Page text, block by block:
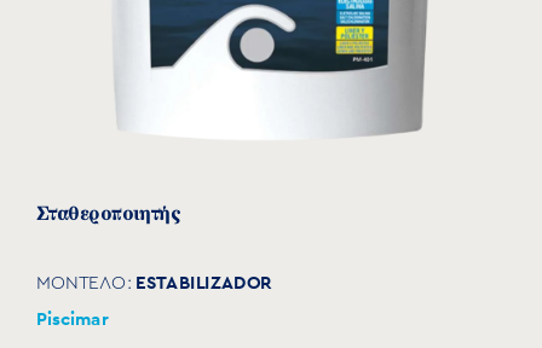
Σταθεροποιητής
ΜΟΝΤΕΛΟ: ESTABILIZADOR
Piscimar